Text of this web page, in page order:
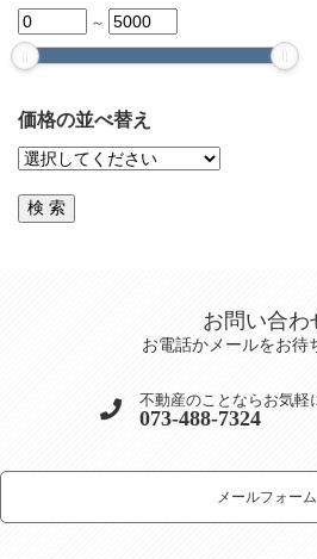
～
価格の並べ替え
お問い合わ
お電話かメールをお待
不動産のことならお気軽
073-488-7324
メールフォーム